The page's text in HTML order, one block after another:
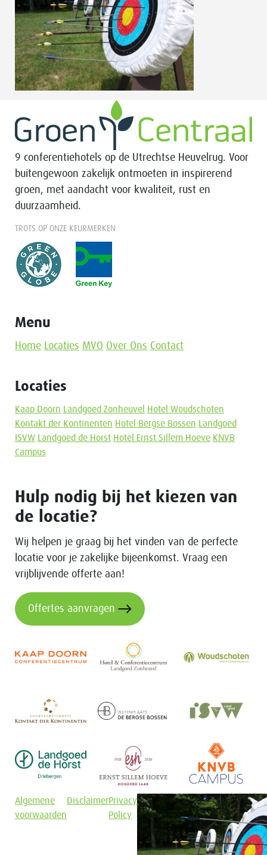
9 conferentiehotels op de Utrechtse Heuvelrug. Voor
buitengewoon zakelijk ontmoeten in inspirerend
groen, met aandacht voor kwaliteit, rust en
duurzaamheid.
TROTS OP ONZE KEURMERKEN
Menu
Home Locaties MVO Over Ons Contact
Locaties
Kaap Doorn Landgoed Zonheuvel
Hotel Woudschoten
Kontakt der Kontinenten Hotel Bergse Bossen
Landgoed
ISVW
Landgoed de Horst Hotel Ernst Sillem Hoeve KNVB
Campus
Hulp nodig bij het kiezen van
de locatie?
Wij helpen je graag bij het vinden van de perfecte
locatie voor je zakelijke bijeenkomst. Vraag een
vrijblijvende offerte aan!
Offertes aanvragen
Algemene
voorwaarden
DisclaimerPrivacy
Policy